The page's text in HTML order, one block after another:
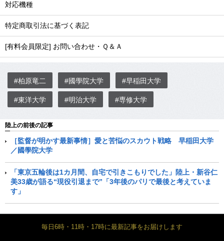
対応機種
特定商取引法に基づく表記
[有料会員限定] お問い合わせ・Ｑ＆Ａ
#柏原竜二 #國學院大学 #早稲田大学
#東洋大学 #明治大学 #専修大学
陸上の前後の記事
［監督が明かす最新事情］愛と苦悩のスカウト戦略 早稲田大学
／國學院大学
「東京五輪後は1カ月間、自宅で引きこもりでした」陸上・新谷仁
美33歳が語る“現役引退まで”「3年後のパリで最後と考えていま
す」
毎日6時・11時・17時に最新記事をお届けします